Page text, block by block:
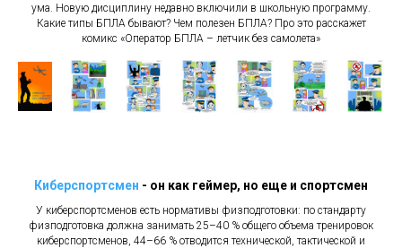
ума. Новую дисциплину недавно включили в школьную программу.
Какие типы БПЛА бывают? Чем полезен БПЛА? Про это расскажет
комикс «Оператор БПЛА – летчик без самолета»
Киберспортсмен - он как геймер, но еще и спортсмен
У киберспортсменов есть нормативы физподготовки: по стандарту
физподготовка должна занимать 25–40 % общего объема тренировок
киберспортсменов, 44–66 % отводится технической, тактической и